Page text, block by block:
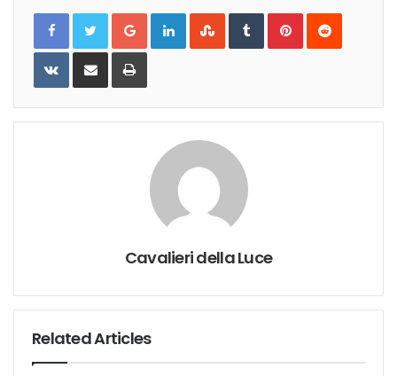
Google+LinkedInStumbleUpon
TumblrPinterestReddit
VKontakteShare
Email
Print
Cavalieri della Luce
Related Articles